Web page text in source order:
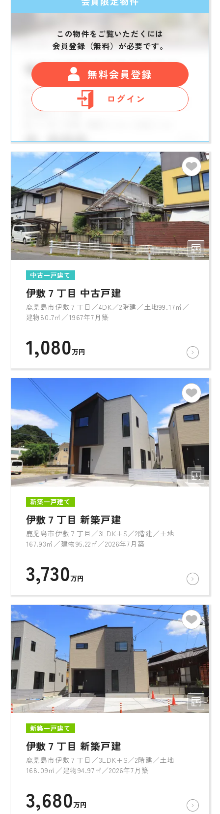
この物件をご覧いただくには
会員登録（無料）が必要です。
無料会員登録
ログイン
中古一戸建て
伊敷７丁目 中古戸建
鹿児島市伊敷７丁目／4DK／2階建／土地99.17㎡／
建物80.7㎡／1967年7月築
1,080万円
新築一戸建て
伊敷７丁目 新築戸建
鹿児島市伊敷７丁目／3LDK+S／2階建／土地
167.93㎡／建物95.22㎡／2026年7月築
3,730万円
新築一戸建て
伊敷７丁目 新築戸建
鹿児島市伊敷７丁目／3LDK+S／2階建／土地
168.09㎡／建物94.97㎡／2026年7月築
3,680万円